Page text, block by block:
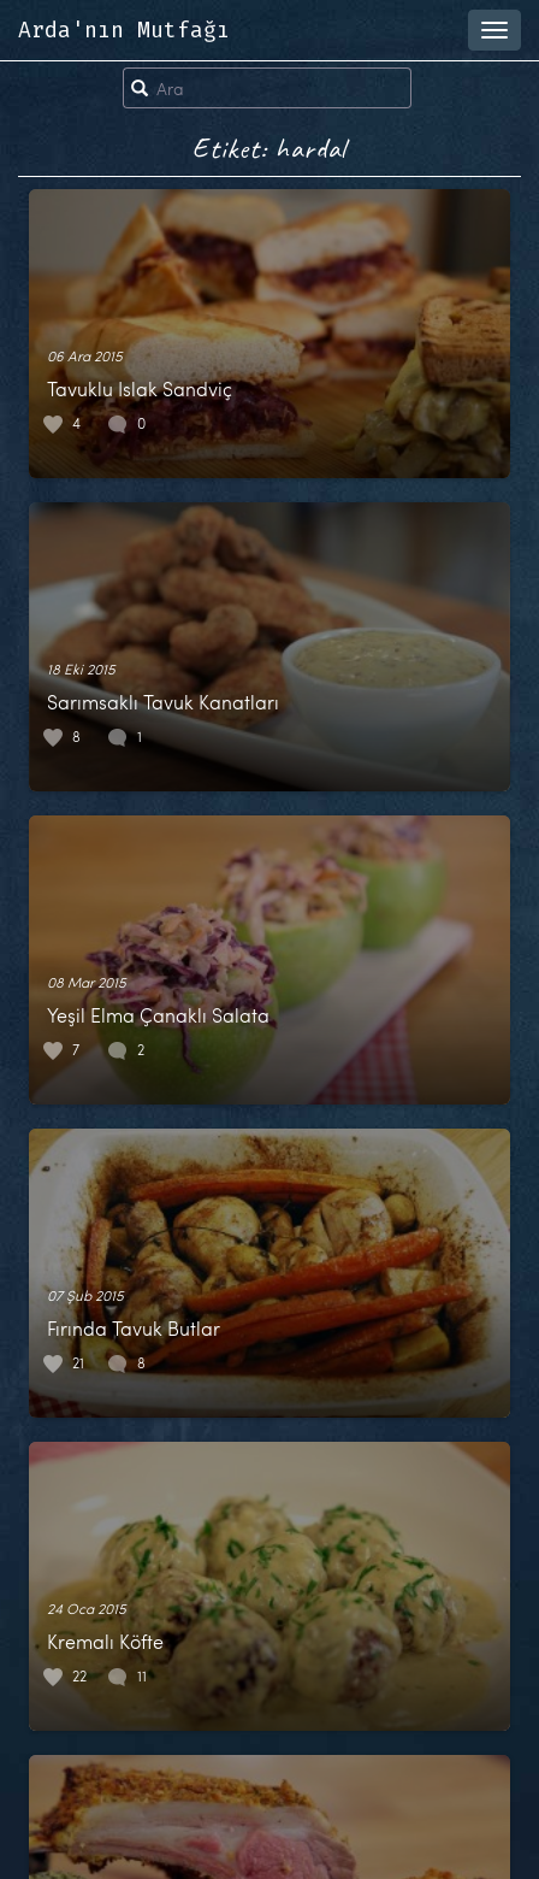
Arda'nın Mutfağı
Etiket: hardal
06 Ara 2015
Tavuklu Islak Sandviç
4 0
18 Eki 2015
Sarımsaklı Tavuk Kanatları
8 1
08 Mar 2015
Yeşil Elma Çanaklı Salata
7 2
07 Şub 2015
Fırında Tavuk Butlar
21 8
24 Oca 2015
Kremalı Köfte
22 11